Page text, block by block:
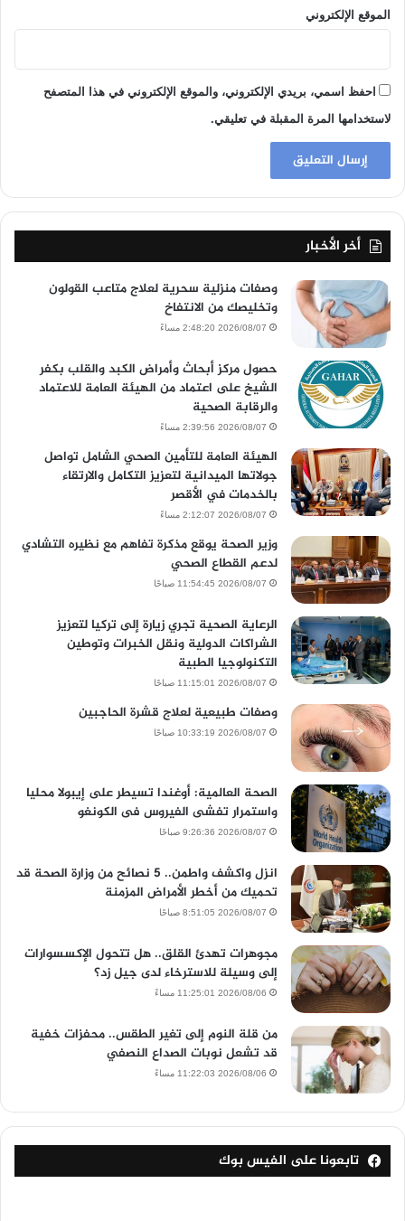
الموقع الإلكتروني
احفظ اسمي، بريدي الإلكتروني، والموقع الإلكتروني في هذا المتصفح
لاستخدامها المرة المقبلة في تعليقي.
أخر الأخبار
وصفات منزلية سحرية لعلاج متاعب القولون
وتخليصك من الانتفاخ
2026/08/07 2:48:20 مساءً
حصول مركز أبحاث وأمراض الكبد والقلب بكفر
الشيخ على اعتماد من الهيئة العامة للاعتماد
والرقابة الصحية
2026/08/07 2:39:56 مساءً
الهيئة العامة للتأمين الصحي الشامل تواصل
جولاتها الميدانية لتعزيز التكامل والارتقاء
بالخدمات في الأقصر
2026/08/07 2:12:07 مساءً
وزير الصحة يوقع مذكرة تفاهم مع نظيره التشادي
لدعم القطاع الصحي
2026/08/07 11:54:45 صباحًا
الرعاية الصحية تجري زيارة إلى تركيا لتعزيز
الشراكات الدولية ونقل الخبرات وتوطين
التكنولوجيا الطبية
2026/08/07 11:15:01 صباحًا
وصفات طبيعية لعلاج قشرة الحاجبين
2026/08/07 10:33:19 صباحًا
الصحة العالمية: أوغندا تسيطر على إيبولا محليا
واستمرار تفشى الفيروس فى الكونغو
2026/08/07 9:26:36 صباحًا
انزل واكشف واطمن.. 5 نصائح من وزارة الصحة قد
تحميك من أخطر الأمراض المزمنة
2026/08/07 8:51:05 صباحًا
مجوهرات تهدئ القلق.. هل تتحول الإكسسوارات
إلى وسيلة للاسترخاء لدى جيل زد؟
2026/08/06 11:25:01 مساءً
من قلة النوم إلى تغير الطقس.. محفزات خفية
قد تشعل نوبات الصداع النصفي
2026/08/06 11:22:03 مساءً
تابعونا على الفيس بوك